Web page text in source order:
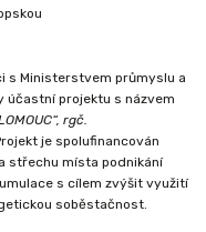
s Ministerstvem průmyslu a
účastní projektu s názvem
rgč.
je spolufinancován
střechu místa podnikání
s cílem zvýšit využití
soběstačnost.